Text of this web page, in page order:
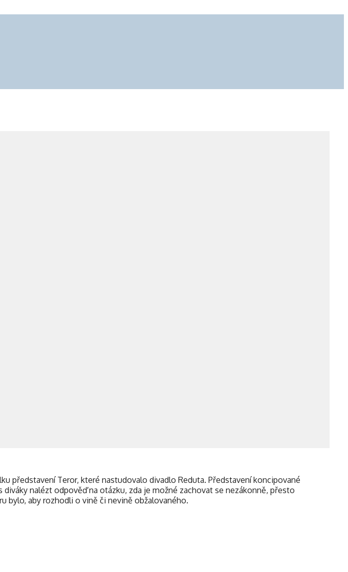
představení Teror, které nastudovalo divadlo Reduta. Představení koncipované
nalézt odpověď na otázku, zda je možné zachovat se nezákonně, přesto
bylo, aby rozhodli o vině či nevině obžalovaného.